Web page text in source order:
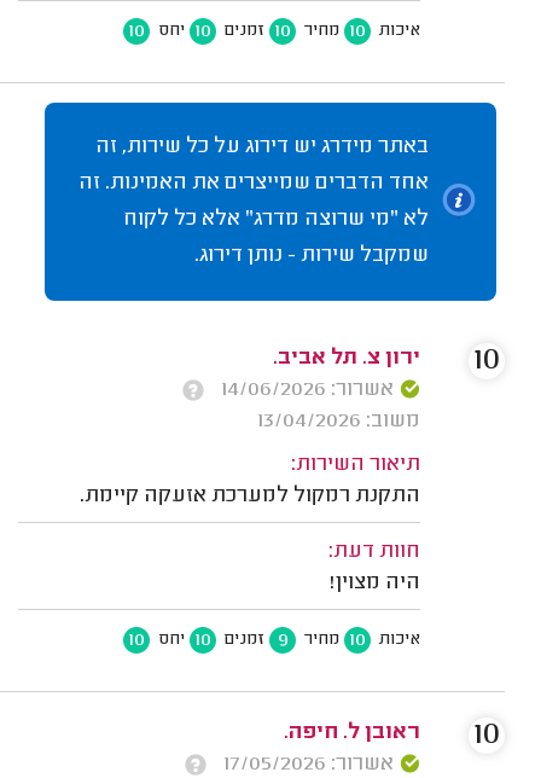
איכות 10 מחיר 10 זמנים 10 יחס 10
באתר מידרג יש דירוג על כל שירות, זה
אחד הדברים שמייצרים את האמינות. זה
לא "מי שרוצה מדרג" אלא כל לקוח
שמקבל שירות - נותן דירוג.
ירון צ. תל אביב.
אשרור: 14/06/2026
משוב: 13/04/2026
תיאור השירות:
התקנת רמקול למערכת אזעקה קיימת.
חוות דעת:
היה מצוין!
איכות 10 מחיר 9 זמנים 10 יחס 10
10
ראובן ל. חיפה.
אשרור: 17/05/2026
10